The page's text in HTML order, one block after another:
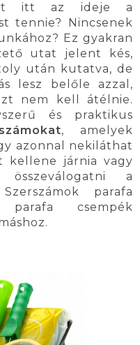
itt az ideje a
tennie? Nincsenek
Ez gyakran
utat jelent kés,
után kutatva, de
lesz belőle azzal,
nem kell átélnie.
és praktikus
, amelyek
azonnal nekiláthat
kellene járnia vagy
a
parafa
parafa csempék